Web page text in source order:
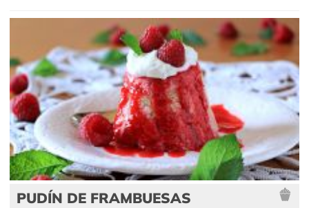
PUDÍN DE FRAMBUESAS